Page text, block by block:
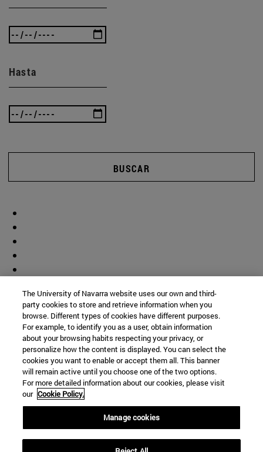
Hasta
BUSCAR
The University of Navarra website uses our own and third-
party cookies to store and retrieve information when you
browse. Different types of cookies have different purposes.
For example, to identify you as a user, obtain information
about your browsing habits respecting your privacy, or
personalize how the content is displayed. You can select the
cookies you want to enable or accept them all. This banner
will remain active until you choose one of the two options.
For more detailed information about our cookies, please visit
our Cookie Policy.
Manage cookies